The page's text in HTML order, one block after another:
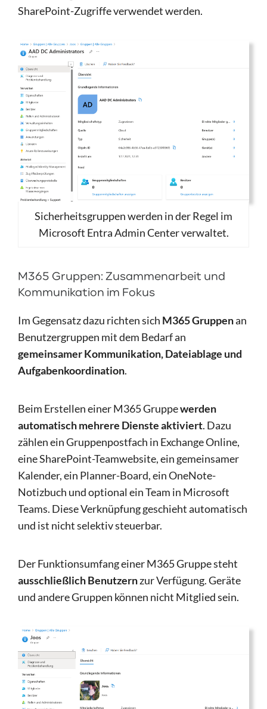
SharePoint-Zugriffe verwendet werden.
Sicherheitsgruppen werden in der Regel im
Microsoft Entra Admin Center verwaltet.
M365 Gruppen: Zusammenarbeit und
Kommunikation im Fokus
Im Gegensatz dazu richten sich M365 Gruppenan
Benutzergruppen mit dem Bedarf an
gemeinsamer Kommunikation, Dateiablage und
Aufgabenkoordination.
Beim Erstellen einer M365 Gruppewerden
automatisch mehrere Dienste aktiviert. Dazu
zählen ein Gruppenpostfach in Exchange Online,
eine SharePoint-Teamwebsite, ein gemeinsamer
Kalender, ein Planner-Board, ein OneNote-
Notizbuch und optional ein Team in Microsoft
Teams. Diese Verknüpfung geschieht automatisch
und ist nicht selektiv steuerbar.
Der Funktionsumfang einer M365 Gruppe steht
ausschließlich Benutzernzur Verfügung. Geräte
und andere Gruppen können nicht Mitglied sein.